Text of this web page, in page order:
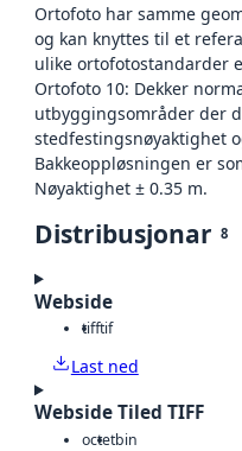
Ortofoto har samme
og kan knyttes til et
ulike ortofotostandarder
Ortofoto 10: Dekker
utbyggingsområder der
stedfestingsnøyaktighet
Bakkeoppløsningen er
Nøyaktighet ± 0.35 m.
Distribusjonar 8
Webside
tifftif
Last ned
Webside Tiled TIFF
octetbin